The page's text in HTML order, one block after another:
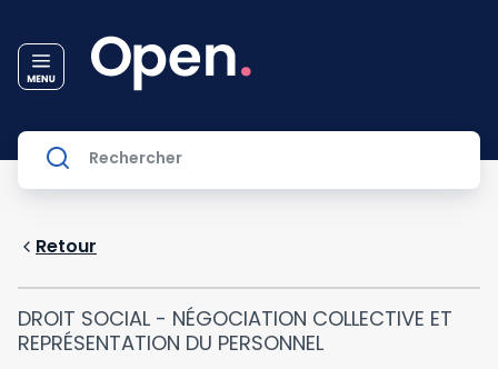
Retour
DROIT SOCIAL - NÉGOCIATION COLLECTIVE ET
REPRÉSENTATION DU PERSONNEL